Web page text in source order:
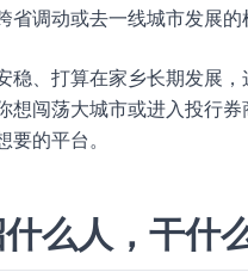
省调动或去一线城市发展的
稳、打算在家乡长期发展
想闯荡大城市或进入投行
要的平台。
么人，干什